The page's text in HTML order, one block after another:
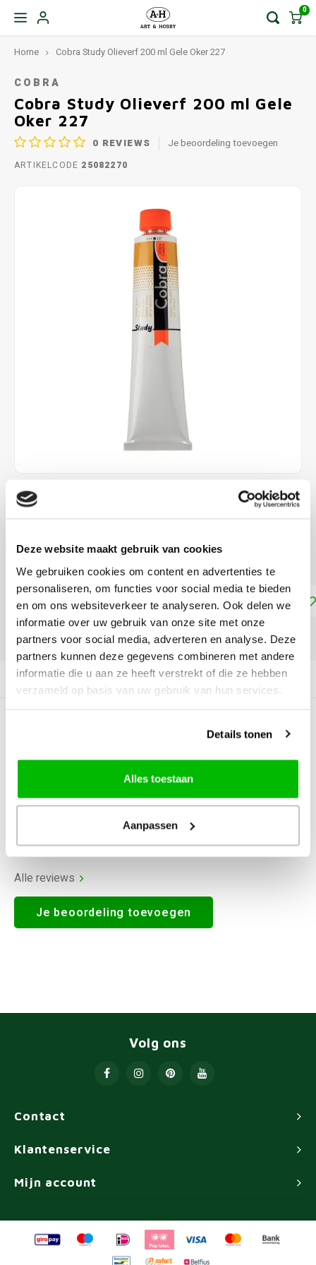
Deze website maakt gebruik van cookies
We gebruiken cookies om content en advertenties te
personaliseren, om functies voor social media te bieden
en om ons websiteverkeer te analyseren. Ook delen we
informatie over uw gebruik van onze site met onze
partners voor social media, adverteren en analyse. Deze
partners kunnen deze gegevens combineren met andere
informatie die u aan ze heeft verstrekt of die ze hebben
verzameld op basis van uw gebruik van hun services.
Details tonen
Alles toestaan
Aanpassen
0
Home Cobra Study Olieverf 200 ml Gele Oker 227
COBRA
Cobra Study Olieverf 200 ml Gele
Oker 227
0 REVIEWS Je beoordeling toevoegen
ARTIKELCODE 25082270
€14,40
Lees meer
Toevoegen aan winkelwagen
DELEN:
Productomschrijving
0Reviews
Alle reviews
Je beoordeling toevoegen
Contact
Volg ons
Klantenservice
Mijn account